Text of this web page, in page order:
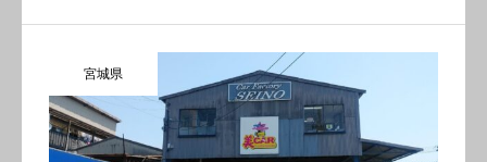
談下さい。 概要 所在地〒956-0025 新潟県新潟市秋葉区
古田2丁目19-30 電話番号0250-25-7195 […]
宮城県